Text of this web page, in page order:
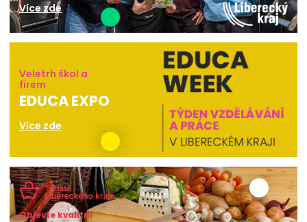
Více zde
Veletrh škol a
firem
EDUCA EXPO
Více zde
Objevte kvalitní